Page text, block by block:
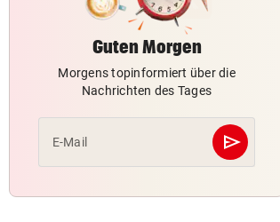
Guten Morgen
Morgens topinformiert über die
Nachrichten des Tages
E-Mail send